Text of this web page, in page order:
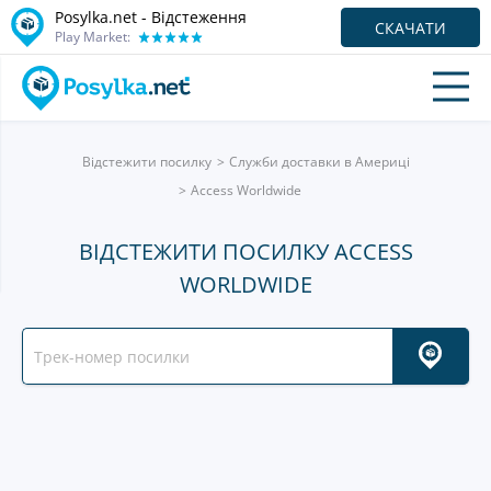
Posylka.net - Відстеження
Play Market: СКАЧАТИ
Відстежити посилку
Служби доставки в Америці
Access Worldwide
ВІДСТЕЖИТИ ПОСИЛКУ ACCESS
WORLDWIDE